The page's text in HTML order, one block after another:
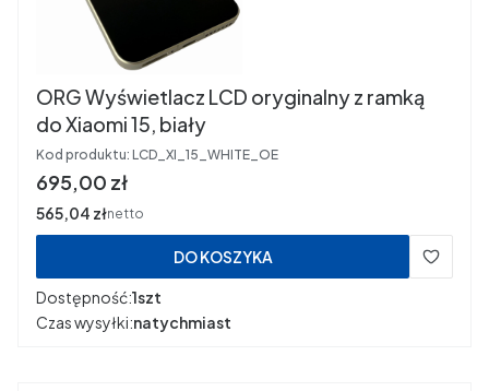
ORG Wyświetlacz LCD oryginalny z ramką
do Xiaomi 15, biały
Kod produktu: LCD_XI_15_WHITE_OE
Cena
695,00 zł
Cena
565,04 złnetto
DO KOSZYKA
Dostępność:1szt
Czas wysyłki:natychmiast